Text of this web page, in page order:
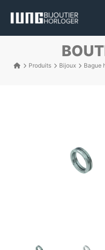
Produits Bijoux
Bague